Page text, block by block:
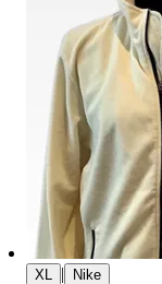
XL | Nike